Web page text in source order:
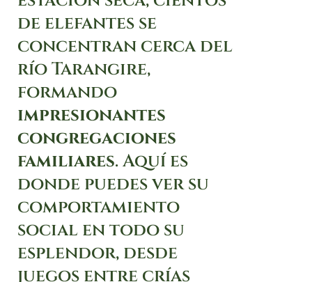
de elefantes se
concentran cerca del
río Tarangire,
formando
impresionantes
congregaciones
familiares. Aquí es
donde puedes ver su
comportamiento
social en todo su
esplendor, desde
juegos entre crías